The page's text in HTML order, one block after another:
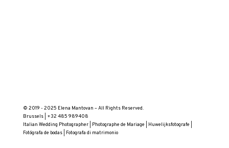
© 2019 - 2025 Elena Mantovan – All Rights Reserved.
Brussels | +32 485 989408
Italian Wedding Photographer | Photographe de Mariage | Huwelijksfotografe |
Fotógrafa de bodas | Fotografa di matrimonio